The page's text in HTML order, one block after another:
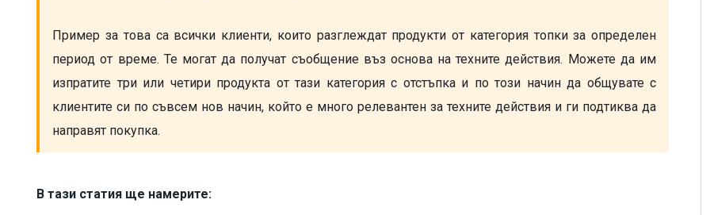
Пример за това са всички клиенти, които разглеждат продукти от категория топки за определен
период от време. Те могат да получат съобщение въз основа на техните действия. Можете да им
изпратите три или четири продукта от тази категория с отстъпка и по този начин да общувате с
клиентите си по съвсем нов начин, който е много релевантен за техните действия и ги подтиква да
направят покупка.
В тази статия ще намерите: